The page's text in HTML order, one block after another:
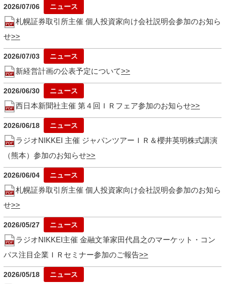
2026/07/06
札幌証券取引所主催 個人投資家向け会社説明会参加のお知ら
せ
2026/07/03
新経営計画の公表予定について
2026/06/30
西日本新聞社主催 第４回ＩＲフェア参加のお知らせ
2026/06/18
ラジオNIKKEI 主催 ジャパンツアーＩＲ＆櫻井英明株式講演
（熊本）参加のお知らせ
2026/06/04
札幌証券取引所主催 個人投資家向け会社説明会参加のお知ら
せ
2026/05/27
ラジオNIKKEI主催 金融文筆家田代昌之のマーケット・コン
パス注目企業ＩＲセミナー参加のご報告
2026/05/18